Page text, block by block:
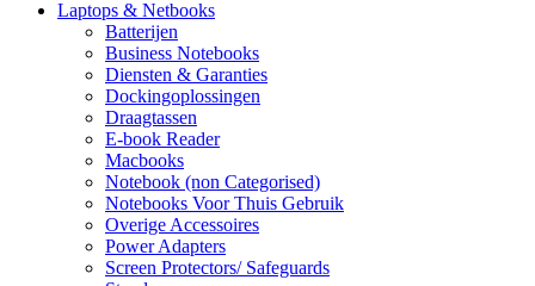
Laptops & Netbooks
Batterijen
Business Notebooks
Diensten & Garanties
Dockingoplossingen
Draagtassen
E-book Reader
Macbooks
Notebook (non Categorised)
Notebooks Voor Thuis Gebruik
Overige Accessoires
Power Adapters
Screen Protectors/ Safeguards